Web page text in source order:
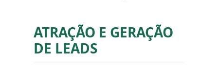
ATRAÇÃO E GERAÇÃO
DE LEADS